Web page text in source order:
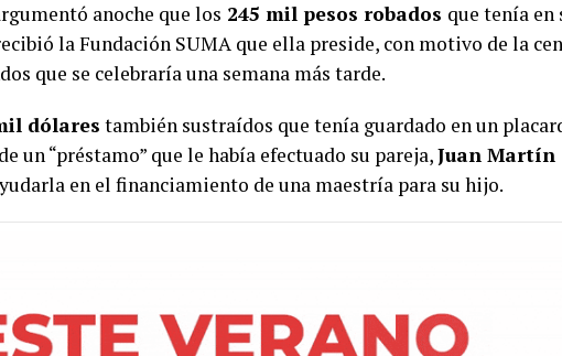
anoche que los 245 mil pesos robados que tenía en
la Fundación SUMA que ella preside, con motivo de la
que se celebraría una semana más tarde.
dólares también sustraídos que tenía guardado en un
un “préstamo” que le había efectuado su pareja,Juan Martín
en el financiamiento de una maestría para su hijo.